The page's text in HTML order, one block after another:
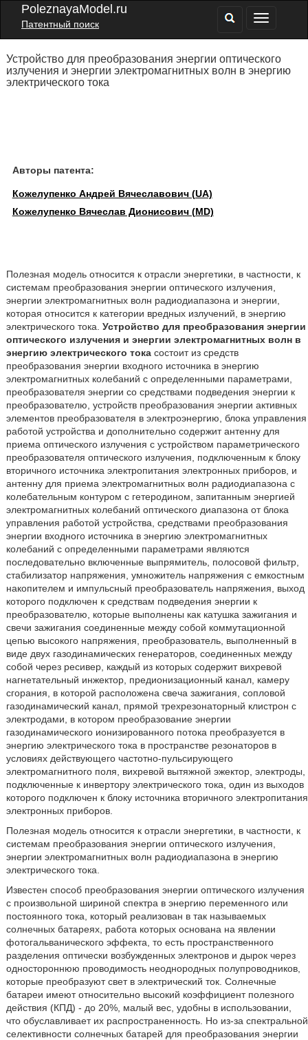
PoleznayaModel.ru
Патентный поиск
Устройство для преобразования энергии оптического
излучения и энергии электромагнитных волн в энергию
электрического тока
Авторы патента:
Кожелупенко Андрей Вячеславович (UA)
Кожелупенко Вячеслав Дионисович (MD)
Полезная модель относится к отрасли энергетики, в частности, к
системам преобразования энергии оптического излучения,
энергии электромагнитных волн радиодиапазона и энергии,
которая относится к категории вредных излучений, в энергию
электрического тока. Устройство для преобразования энергии
оптического излучения и энергии электромагнитных волн в
энергию электрического токасостоит из средств
преобразования энергии входного источника в энергию
электромагнитных колебаний с определенными параметрами,
преобразователя энергии со средствами подведения энергии к
преобразователю, устройств преобразования энергии активных
элементов преобразователя в электроэнергию, блока управления
работой устройства и дополнительно содержит антенну для
приема оптического излучения с устройством параметрического
преобразователя оптического излучения, подключенным к блоку
вторичного источника электропитания электронных приборов, и
антенну для приема электромагнитных волн радиодиапазона с
колебательным контуром с гетеродином, запитанным энергией
электромагнитных колебаний оптического диапазона от блока
управления работой устройства, средствами преобразования
энергии входного источника в энергию электромагнитных
колебаний с определенными параметрами являются
последовательно включенные выпрямитель, полосовой фильтр,
стабилизатор напряжения, умножитель напряжения с емкостным
накопителем и импульсный преобразователь напряжения, выход
которого подключен к средствам подведения энергии к
преобразователю, которые выполнены как катушка зажигания и
свечи зажигания соединенные между собой коммутационной
цепью высокого напряжения, преобразователь, выполненный в
виде двух газодинамических генераторов, соединенных между
собой через ресивер, каждый из которых содержит вихревой
нагнетательный инжектор, предионизационный канал, камеру
сгорания, в которой расположена свеча зажигания, сопловой
газодинамический канал, прямой трехрезонаторный клистрон с
электродами, в котором преобразование энергии
газодинамического ионизированного потока преобразуется в
энергию электрического тока в пространстве резонаторов в
условиях действующего частотно-пульсирующего
электромагнитного поля, вихревой вытяжной эжектор, электроды,
подключенные к инвертору электрического тока, один из выходов
которого подключен к блоку источника вторичного электропитания
электронных приборов.
Полезная модель относится к отрасли энергетики, в частности, к
системам преобразования энергии оптического излучения,
энергии электромагнитных волн радиодиапазона в энергию
электрического тока.
Известен способ преобразования энергии оптического излучения
с произвольной шириной спектра в энергию переменного или
постоянного тока, который реализован в так называемых
солнечных батареях, работа которых основана на явлении
фотогальванического эффекта, то есть пространственного
разделения оптически возбужденных электронов и дырок через
одностороннюю проводимость неоднородных полупроводников,
которые преобразуют свет в электрический ток. Солнечные
батареи имеют относительно высокий коэффициент полезного
действия (КПД) - до 20%, малый вес, удобны в использовании,
что обуславливает их распространенность. Но из-за спектральной
селективности солнечных батарей для преобразования энергии